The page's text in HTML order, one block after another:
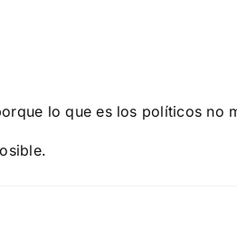
lo que es los políticos no